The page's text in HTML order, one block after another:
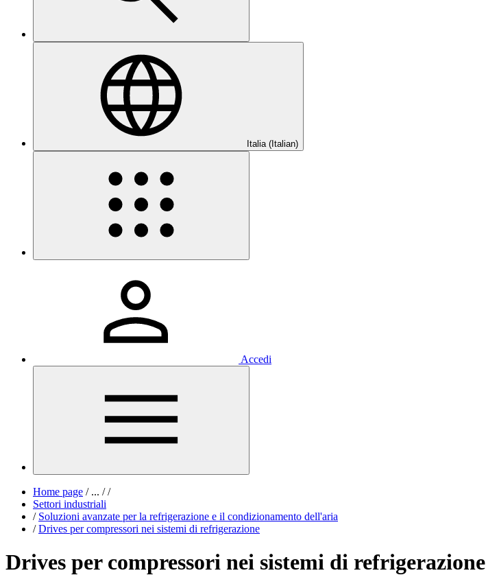
Italia (Italian)
Accedi
Home page /... / /
Settori industriali
/ Soluzioni avanzate per la refrigerazione e il condizionamento dell'aria
/ Drives per compressori nei sistemi di refrigerazione
Drives per compressori nei sistemi di refrigerazione